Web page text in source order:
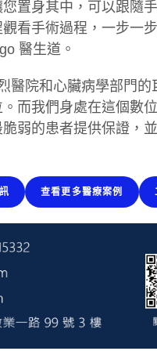
置身其中，可以跟隨
看手術過程，一步一
醫生道。
醫院和心臟病學部門
而我們身處在這個數
弱的患者提供保證，
查看更多醫療案例